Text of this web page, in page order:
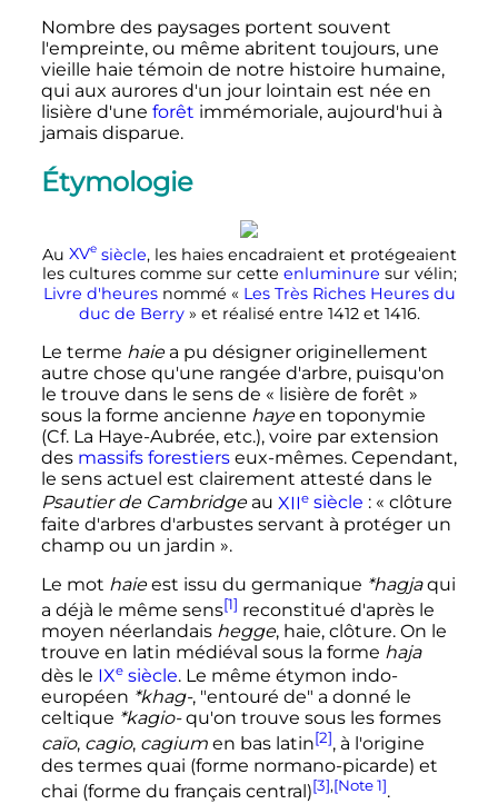
Nombre des paysages portent souvent
l'empreinte, ou même abritent toujours, une
vieille haie témoin de notre histoire humaine,
qui aux aurores d'un jour lointain est née en
lisière d'une forêt immémoriale, aujourd'hui à
jamais disparue.
Étymologie
Au XVesiècle, les haies encadraient et protégeaient
les cultures comme sur cette enluminure sur vélin;
Livre d'heuresnommé « Les Très Riches Heures du
duc de Berry » et réalisé entre 1412 et 1416.
Le terme haiea pu désigner originellement
autre chose qu'une rangée d'arbre, puisqu'on
le trouve dans le sens de « lisière de forêt »
sous la forme ancienne hayeen toponymie
(Cf. La Haye-Aubrée, etc.), voire par extension
des massifs forestierseux-mêmes. Cependant,
le sens actuel est clairement attesté dans le
Psautier de Cambridgeau XIIesiècle : « clôture
faite d'arbres d'arbustes servant à protéger un
champ ou un jardin ».
Le mot haieest issu du germanique *hagjaqui
a déjà le même sens[1] reconstitué d'après le
moyen néerlandais hegge, haie, clôture. On le
trouve en latin médiéval sous la forme haja
dès le IXesiècle. Le même étymon indo-
européen *khag-, "entouré de" a donné le
celtique *kagio-qu'on trouve sous les formes
caïo, cagio, cagiumen bas latin[2], à l'origine
des termes quai (forme normano-picarde) et
chai (forme du français central)[3],[Note 1].